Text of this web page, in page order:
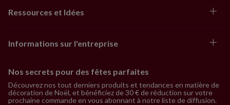
Ressources et Idées
Informations sur l'entreprise
Nos secrets pour des fêtes parfaites
Découvrez nos tout derniers produits et tendances en matière de
décoration de Noël, et bénéficiez de 30 € de réduction sur votre
prochaine commande en vous abonnant à notre liste de diffusion.